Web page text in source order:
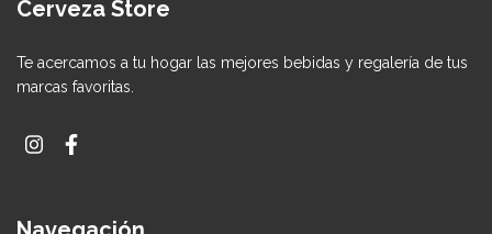
Cerveza Store
Te acercamos a tu hogar las mejores bebidas y regalería de tus
marcas favoritas.